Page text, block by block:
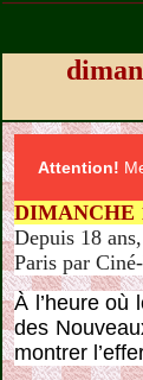
Attention!
DIMANCHE
Depuis 18
Paris par
À l’heure où
des
montrer